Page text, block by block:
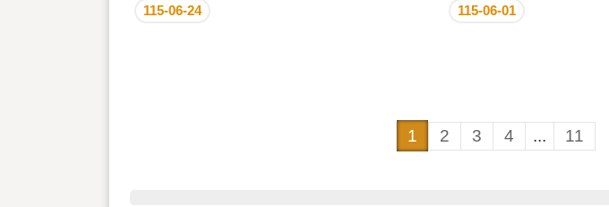
115-06-24 115-06-01
1 2 3 4 ... 11